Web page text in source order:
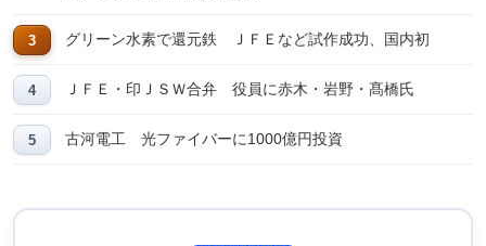
グリーン水素で還元鉄 ＪＦＥなど試作成功、国内初
ＪＦＥ・印ＪＳＷ合弁 役員に赤木・岩野・髙橋氏
古河電工 光ファイバーに1000億円投資